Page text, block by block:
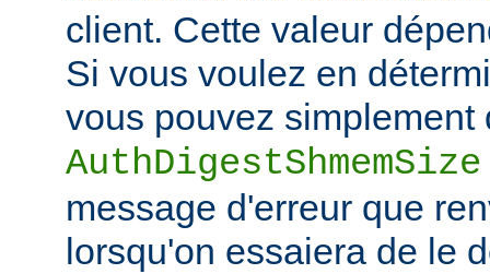
client. Cette valeur
Si vous voulez en
vous pouvez simplement
AuthDigestShmemSize
message d'erreur que
lorsqu'on essaiera de le